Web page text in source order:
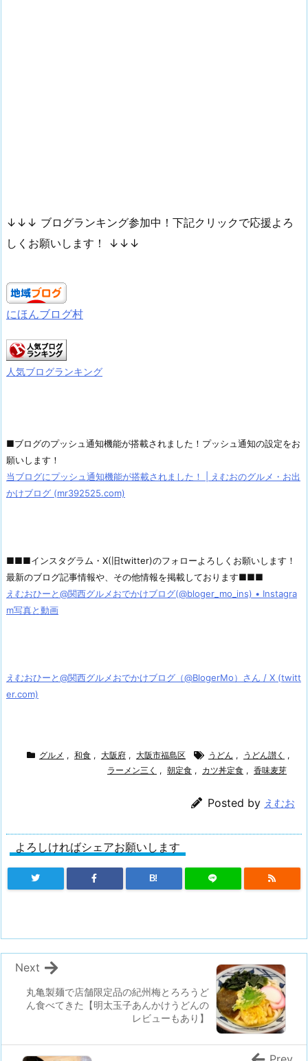
↓↓↓ ブログランキング参加中！下記クリックで応援よろ
しくお願いします！ ↓↓↓
にほんブログ村
人気ブログランキング
■ブログのプッシュ通知機能が搭載されました！プッシュ通知の設定をお
願いします！
当ブログにプッシュ通知機能が搭載されました！ | えむおのグルメ・お出
かけブログ (mr392525.com)
■■■インスタグラム・X(旧twitter)のフォローよろしくお願いします！
最新のブログ記事情報や、その他情報を掲載しております■■■
えむおひーと@関西グルメおでかけブログ(@bloger_mo_ins) • Instagra
m写真と動画
えむおひーと@関西グルメおでかけブログ（@BlogerMo）さん / X (twitt
er.com)
グルメ , 和食 , 大阪府 , 大阪市福島区 うどん , うどん讃く ,
ラーメン三く , 朝定食 , カツ丼定食 , 香味麦芽
Posted by えむお
よろしければシェアお願いします
B!
丸亀製麺で店舗限定品の紀州梅とろろうど
ん食べてきた【明太玉子あんかけうどんの
レビューもあり】
Next